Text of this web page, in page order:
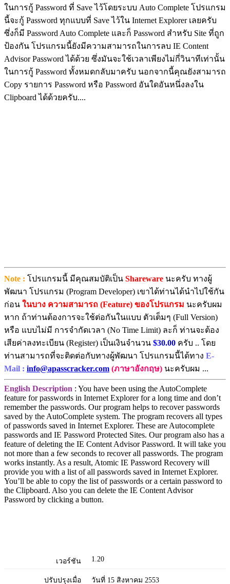
ในการกู้ Password ที่ Save ไว้โดยระบบ Auto Complete โปรแกรม
นี้จะกู้ Password ทุกแบบที่ Save ไว้ใน Internet Explorer เลยครับ
ซึ่งก็มี Password Auto Complete และก็ Password สำหรับ Site ที่ถูก
ป้องกัน โปรแกรมนี้ยังมีความสามารถในการลบ IE Content
Advisor Password ได้ด้วย ซึ่งมันจะใช้เวลาเพียงไม่กี่วินาทีเท่านั้น
ในการกู้ Password ทั้งหมดกลับมาครับ นอกจากนี้คุณยังสามารถ
Copy รายการ Password หรือ Password อันใดอันหนึ่งลงใน
Clipboard ได้ด้วยครับ....
Note : โปรแกรมนี้ มีคุณสมบัติเป็น Shareware นะครับ ทางผู้
พัฒนา โปรแกรม (Program Developer) เขาได้ท่านได้นำไปใช้กัน
ก่อน ในบาง ความสามารถ (Feature) ของโปรแกรม นะครับผม
หาก ถ้าท่านต้องการจะใช้ต่อกันในแบบ ตัวเต็มๆ (Full Version)
หรือ แบบไม่มี การจำกัดเวลา (No Time Limit) ละก็ ท่านจะต้อง
เสียค่าลงทะเบียน (Register) เป็นเงินจำนวน $30.00 ครับ .. โดย
ท่านสามารถที่จะติดต่อกับทางผู้พัฒนา โปรแกรมนี้ได้ทาง E-
Mail : info@apasscracker.com (ภาษาอังกฤษ) นะครับผม ...
English Description : You have been using the AutoComplete
feature for passwords in Internet Explorer for a long time and don’t
remember the passwords. Our program helps to recover passwords
saved by the AutoComplete system. The program recovers all types
of passwords saved in Internet Explorer. These are Autocomplete
passwords and IE Password Protected Sites. Our program also has a
feature of deleting the IE Content Advisor Password. It will take you
not more than a few seconds to recover all passwords. The program
works instantly. As a result, Atomic IE Password Recovery will
provide you with a list of all passwords saved in Internet Explorer.
You’ll be able to copy the list of passwords or a certain password to
the Clipboard. Also you can delete the IE Content Advisor
Password by clicking a button.
เวอร์ชัน 1.20
ปรับปรุงเมื่อ วันที่ 15 สิงหาคม 2553